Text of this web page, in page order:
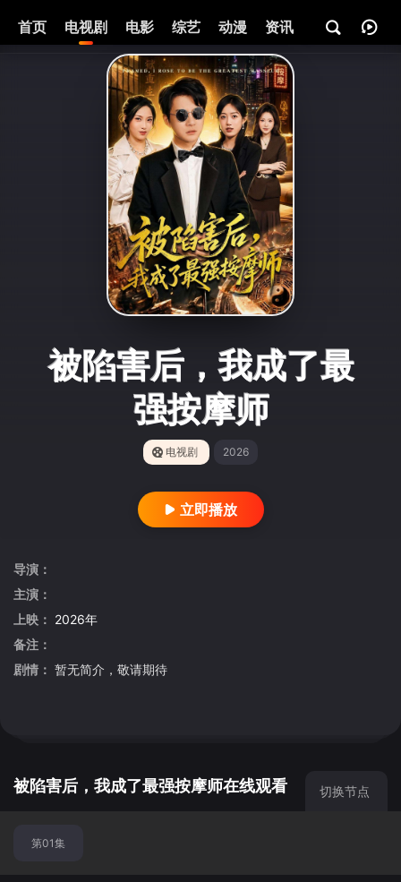
首页 电视剧 电影 综艺 动漫 资讯
被陷害后，我成了最
强按摩师
电视剧 2026
立即播放
导演：
主演：
上映： 2026年
备注：
剧情： 暂无简介，敬请期待
被陷害后，我成了最强按摩师在线观看 切换节点
第01集